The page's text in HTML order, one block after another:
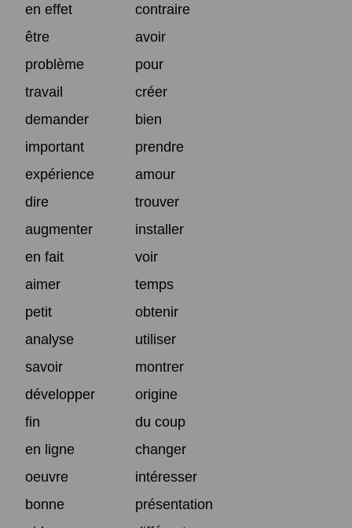
en effet
contraire
être
avoir
problème
pour
travail
créer
demander
bien
important
prendre
expérience
amour
dire
trouver
augmenter
installer
en fait
voir
aimer
temps
petit
obtenir
analyse
utiliser
savoir
montrer
développer
origine
fin
du coup
en ligne
changer
oeuvre
intéresser
bonne
présentation